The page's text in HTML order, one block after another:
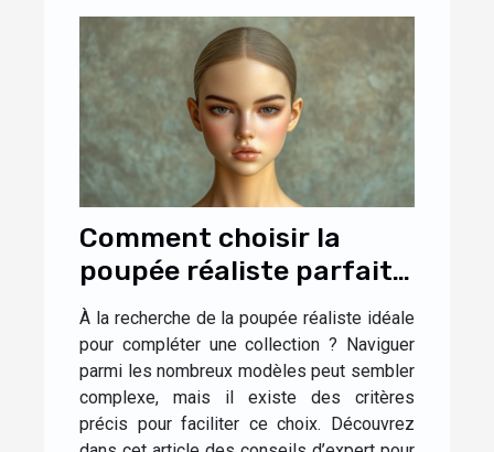
Comment choisir la
poupée réaliste parfaite
pour votre collection ?
À la recherche de la poupée réaliste idéale
pour compléter une collection ? Naviguer
parmi les nombreux modèles peut sembler
complexe, mais il existe des critères
précis pour faciliter ce choix. Découvrez